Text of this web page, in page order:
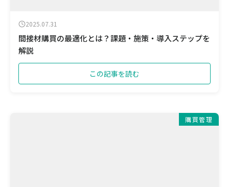
2025.07.31
間接材購買の最適化とは？課題・施策・導入ステップを
解説
この記事を読む
購買管理